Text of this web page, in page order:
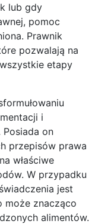
lub gdy
pomoc
Prawnik
pozwalają na
etapy
i
Posiada on
przepisów prawa
właściwe
W przypadku
jest
może znacząco
alimentów.